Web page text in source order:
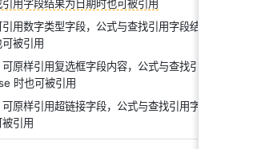
用字段结果为日期时也可被引用
引用数字类型字段，公式与查找引用字段结果为数字、货
被引用
可原样引用复选框字段内容，公式与查找引用字段结果为
时也可被引用
可原样引用超链接字段，公式与查找引用字段结果为超链
引用